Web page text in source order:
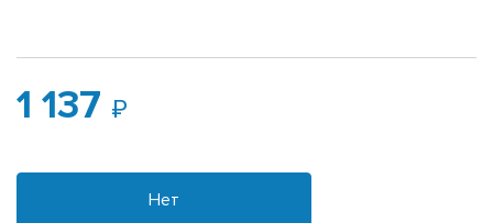
1 137
Нет